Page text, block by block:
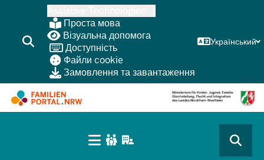
основного
змісту
Проста мова
Візуальна допомога
Доступність
Файли cookie
Замовлення та завантаження
Український
CURRENT SECTION ДЛЯ КОМПАНІЙ/
CURRENT SECTION ДЛЯ СІМЕЙ
(BÜRGERBEREICH